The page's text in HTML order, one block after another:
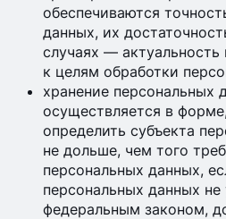
обеспечиваются
данных, их
случаях —
к целям обработки
хранение персональных
осуществляется в
определить субъекта
не дольше, чем того
персональных данных,
персональных данных не
федеральным законом,